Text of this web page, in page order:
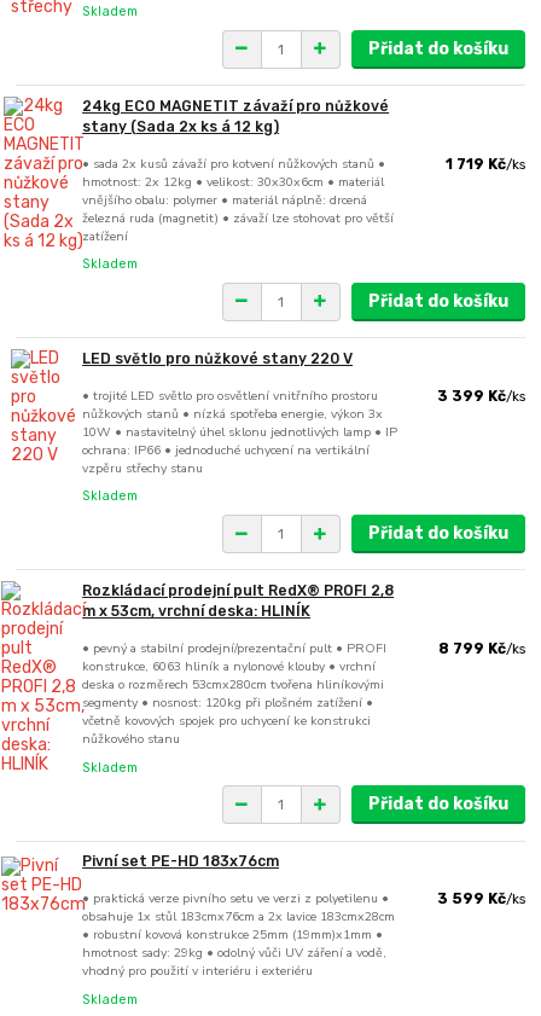
Skladem
Přidat do košíku
24kg ECO MAGNETIT závaží pro nůžkové
stany (Sada 2x ks á 12 kg)
• sada 2x kusů závaží pro kotvení nůžkových stanů •
hmotnost: 2x 12kg • velikost: 30x30x6cm • materiál
vnějšího obalu: polymer • materiál náplně: drcená
železná ruda (magnetit) • závaží lze stohovat pro větší
zatížení
1 719 Kč/ks
Skladem
Přidat do košíku
LED světlo pro nůžkové stany 220 V
• trojité LED světlo pro osvětlení vnitřního prostoru
nůžkových stanů • nízká spotřeba energie, výkon 3x
10W • nastavitelný úhel sklonu jednotlivých lamp • IP
ochrana: IP66 • jednoduché uchycení na vertikální
vzpěru střechy stanu
3 399 Kč/ks
Skladem
Přidat do košíku
Rozkládací prodejní pult RedX® PROFI 2,8
m x 53cm, vrchní deska: HLINÍK
• pevný a stabilní prodejní/prezentační pult • PROFI
konstrukce, 6063 hliník a nylonové klouby • vrchní
deska o rozměrech 53cmx280cm tvořena hliníkovými
segmenty • nosnost: 120kg při plošném zatížení •
včetně kovových spojek pro uchycení ke konstrukci
nůžkového stanu
8 799 Kč/ks
Skladem
Přidat do košíku
Pivní set PE-HD 183x76cm
• praktická verze pivního setu ve verzi z polyetilenu •
obsahuje 1x stůl 183cmx76cm a 2x lavice 183cmx28cm
• robustní kovová konstrukce 25mm (19mm)x1mm •
hmotnost sady: 29kg • odolný vůči UV záření a vodě,
vhodný pro použití v interiéru i exteriéru
3 599 Kč/ks
Skladem